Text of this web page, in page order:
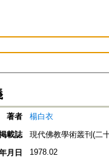
著者
楊白衣
載誌
現代佛教學術叢刊(二
月日
1978.02